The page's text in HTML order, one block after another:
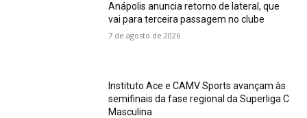
Anápolis anuncia retorno de lateral, que
vai para terceira passagem no clube
7 de agosto de 2026
Instituto Ace e CAMV Sports avançam às
semifinais da fase regional da Superliga C
Masculina